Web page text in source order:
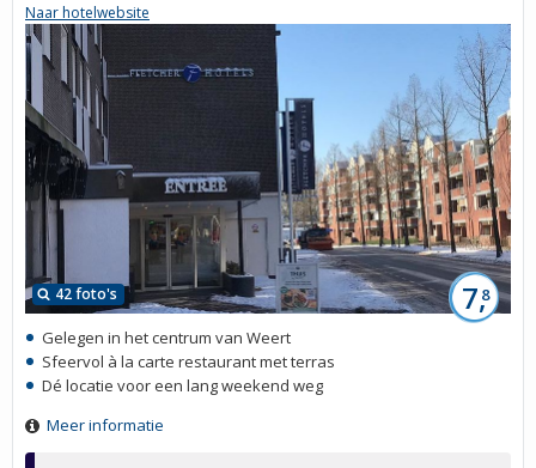
42 foto's 7,8
Naar hotelwebsite
Gelegen in het centrum van Weert
Sfeervol à la carte restaurant met terras
Dé locatie voor een lang weekend weg
Meer informatie